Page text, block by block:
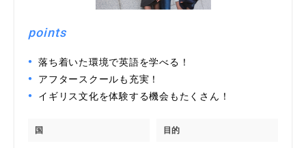
points
落ち着いた環境で英語を学べる！
アフタースクールも充実！
イギリス文化を体験する機会もたくさん！
国 目的